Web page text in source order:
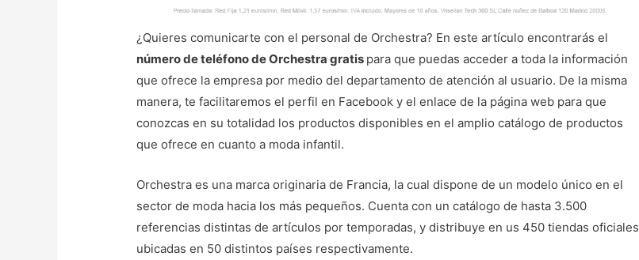
¿Quieres comunicarte con el personal de Orchestra? En este artículo encontrarás el
número de teléfono de Orchestra gratis para que puedas acceder a toda la información
que ofrece la empresa por medio del departamento de atención al usuario. De la misma
manera, te facilitaremos el perfil en Facebook y el enlace de la página web para que
conozcas en su totalidad los productos disponibles en el amplio catálogo de productos
que ofrece en cuanto a moda infantil.
Orchestra es una marca originaria de Francia, la cual dispone de un modelo único en el
sector de moda hacia los más pequeños. Cuenta con un catálogo de hasta 3.500
referencias distintas de artículos por temporadas, y distribuye en us 450 tiendas oficiales
ubicadas en 50 distintos países respectivamente.